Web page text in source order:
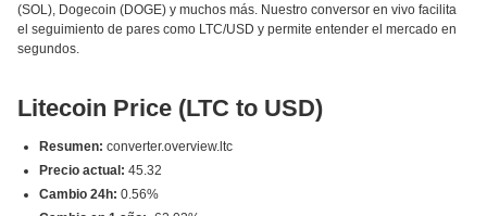
(SOL), Dogecoin (DOGE) y muchos más. Nuestro conversor en vivo facilita
el seguimiento de pares como LTC/USD y permite entender el mercado en
segundos.
Litecoin Price (LTC to USD)
Resumen: converter.overview.ltc
Precio actual: 45.32
Cambio 24h: 0.56%